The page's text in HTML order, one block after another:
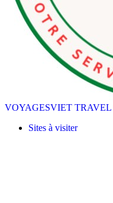
VOYAGESVIET TRAVEL
Sites à visiter